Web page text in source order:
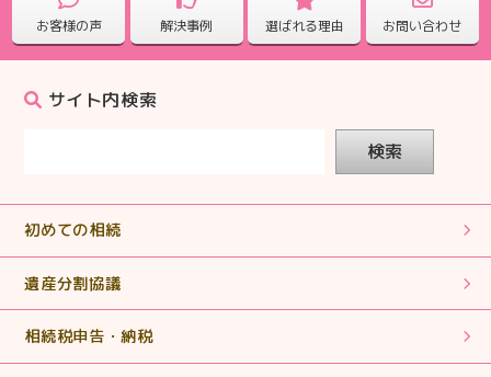
2025.09.25
【相続税申告】電話対応もこまめで心強かったです。
【相続税申告】ていねいに対応していただきありがとう
【相続税申告】誰にも相談するつてのない方の支えとな
っていって下さい。
2025.07.31
お客様の声 解決事例 選ばれる理由 お問い合わせ
サイト内検索
検索
初めての相続
遺産分割協議
相続税申告・納税